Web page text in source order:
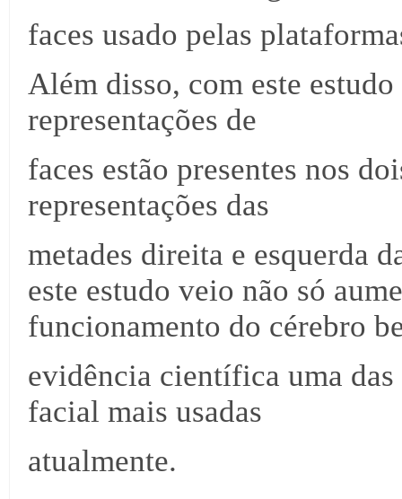
faces usado pelas
Além disso, com este
representações de
faces estão presentes nos
representações das
metades direita e esquerda
este estudo veio não só
funcionamento do cérebro
evidência científica uma
facial mais usadas
atualmente.